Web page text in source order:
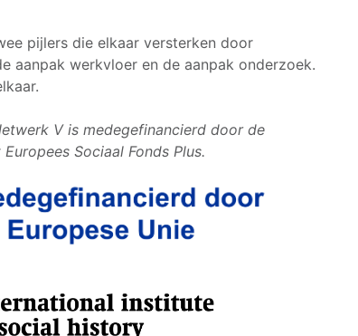
pijlers die elkaar versterken door
aanpak werkvloer en de aanpak onderzoek.
V is medegefinancierd door de
Sociaal Fonds Plus.